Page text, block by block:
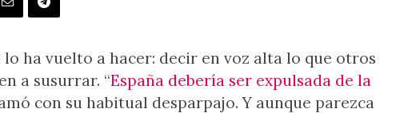
ha vuelto a hacer: decir en voz alta lo que otros
a susurrar. “España debería ser expulsada de la
con su habitual desparpajo. Y aunque parezca